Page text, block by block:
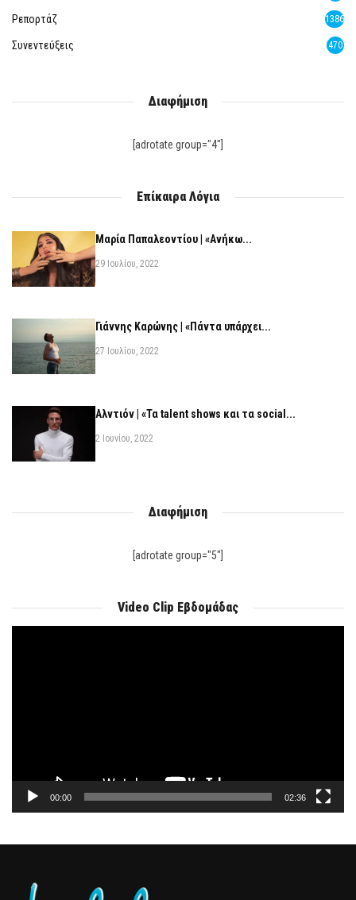
Ρεπορτάζ 1386
Συνεντεύξεις 470
Διαφήμιση
[adrotate group="4"]
Επίκαιρα Λόγια
Μαρία Παπαλεοντίου | «Ανήκω...
29 Ιουλίου, 2022
Γιάννης Καρώνης | «Πάντα υπάρχει...
27 Ιουλίου, 2022
Αλντιόν | «Τα talent shows και τα social...
2 Ιουνίου, 2022
Διαφήμιση
[adrotate group="5"]
Video Clip Εβδομάδας
00:00 02:36